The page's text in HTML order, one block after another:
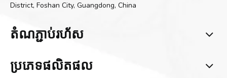
District, Foshan City, Guangdong, China
តំណ​ភ្ជាប់​រហ័ស
ប្រភេទ​ផលិតផល